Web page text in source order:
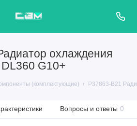
охлаждения
G10+
(комплектующие) P37863-B21
Вопросы и ответы 0